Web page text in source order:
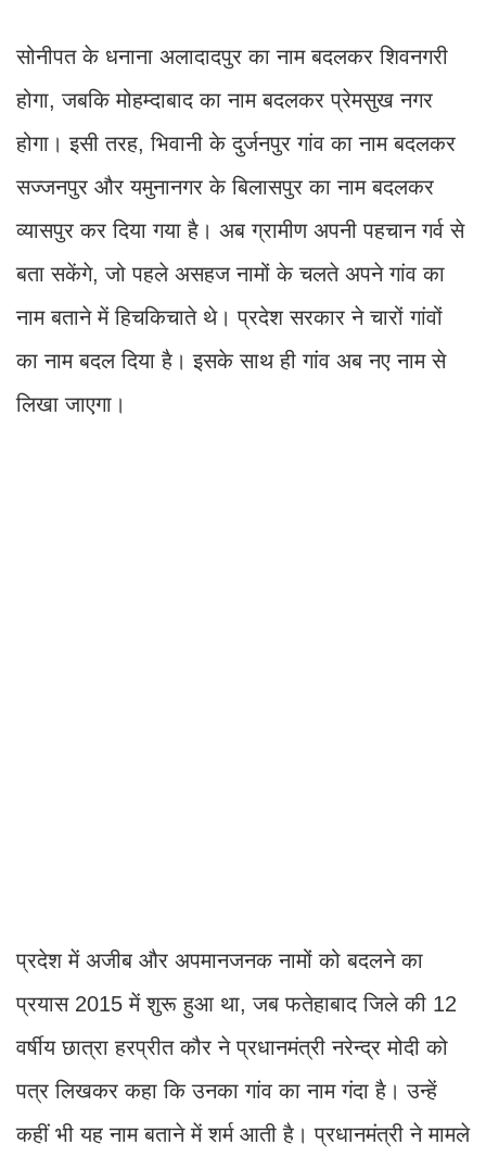
सोनीपत के धनाना अलादादपुर का नाम बदलकर शिवनगरी
होगा, जबकि मोहम्दाबाद का नाम बदलकर प्रेमसुख नगर
होगा। इसी तरह, भिवानी के दुर्जनपुर गांव का नाम बदलकर
सज्जनपुर और यमुनानगर के बिलासपुर का नाम बदलकर
व्यासपुर कर दिया गया है। अब ग्रामीण अपनी पहचान गर्व से
बता सकेंगे, जो पहले असहज नामों के चलते अपने गांव का
नाम बताने में हिचकिचाते थे। प्रदेश सरकार ने चारों गांवों
का नाम बदल दिया है। इसके साथ ही गांव अब नए नाम से
लिखा जाएगा।
प्रदेश में अजीब और अपमानजनक नामों को बदलने का
प्रयास 2015 में शुरू हुआ था, जब फतेहाबाद जिले की 12
वर्षीय छात्रा हरप्रीत कौर ने प्रधानमंत्री नरेन्द्र मोदी को
पत्र लिखकर कहा कि उनका गांव का नाम गंदा है। उन्हें
कहीं भी यह नाम बताने में शर्म आती है। प्रधानमंत्री ने मामले